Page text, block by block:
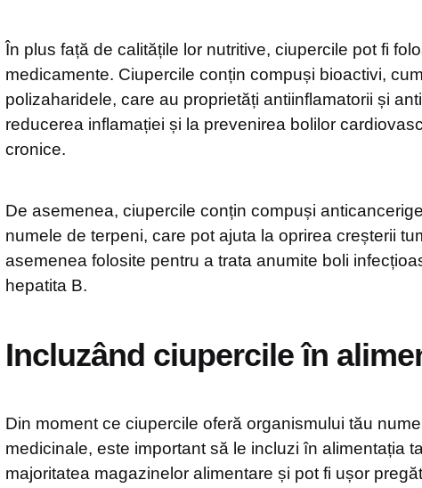
În plus față de calitățile lor nutritive, ciupercile pot fi
medicamente. Ciupercile conțin compuși bioactivi,
polizaharidele, care au proprietăți antiinflamatorii și
reducerea inflamației și la prevenirea bolilor
cronice.
De asemenea, ciupercile conțin compuși
numele de terpeni, care pot ajuta la oprirea creșterii
asemenea folosite pentru a trata anumite boli
hepatita B.
Incluzând ciupercile în
Din moment ce ciupercile oferă organismului tău
medicinale, este important să le incluzi în alimentația
majoritatea magazinelor alimentare și pot fi ușor